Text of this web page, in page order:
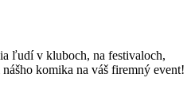
ľudí v kluboch, na festivaloch,
komika na váš firemný event!